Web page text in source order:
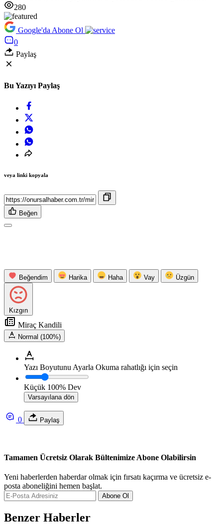
280
Google'da Abone Ol
0
Paylaş
Bu Yazıyı Paylaş
veya linki kopyala
Beğen
Beğendim Harika Haha Vay Üzgün
Kızgın
Miraç Kandili
Normal (100%)
Yazı Boyutunu Ayarla Okuma rahatlığı için seçin
Küçük 100% Dev
Varsayılana dön
0 Paylaş
Tamamen Ücretsiz Olarak Bültenimize Abone Olabilirsin
Yeni haberlerden haberdar olmak için fırsatı kaçırma ve ücretsiz e-
posta aboneliğini hemen başlat.
Abone Ol
Benzer Haberler